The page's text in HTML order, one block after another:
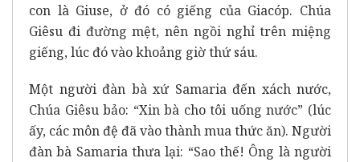
con là Giuse, ở đó có giếng của Giacóp. Chúa
Giêsu đi đường mệt, nên ngồi nghỉ trên miệng
giếng, lúc đó vào khoảng giờ thứ sáu.
Một người đàn bà xứ Samaria đến xách nước,
Chúa Giêsu bảo: “Xin bà cho tôi uống nước” (lúc
ấy, các môn đệ đã vào thành mua thức ăn). Người
đàn bà Samaria thưa lại: “Sao thế! Ông là người